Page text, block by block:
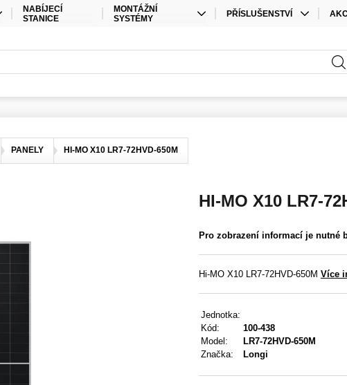
NABÍJECÍ
STANICE
MONTÁŽNÍ
SYSTÉMY
PŘÍSLUŠENSTVÍ
PŘÍSLUŠENSTVÍ ÚLOŽIŠTĚ
PANELY HI-MO X10 LR7-72HVD-650M
HI-MO X10 LR7-
Pro zobrazení informací je nutné
Hi-MO X10 LR7-72HVD-650M Více
Jednotka:
Kód:
100-438
Model:
LR7-72HVD-650M
Značka:
Longi